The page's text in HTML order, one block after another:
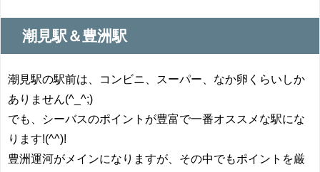
潮見駅＆豊洲駅
潮見駅の駅前は、コンビニ、スーパー、なか卵くらいしか
ありません(^_^;)
でも、シーバスのポイントが豊富で一番オススメな駅にな
ります!(^^)!
豊洲運河がメインになりますが、その中でもポイントを厳